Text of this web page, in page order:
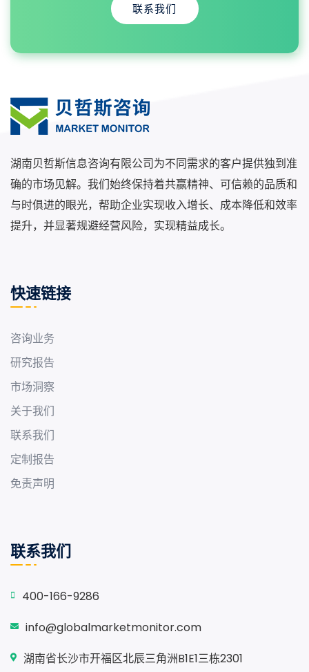
联系我们
湖南贝哲斯信息咨询有限公司为不同需求的客户提供独到准
确的市场见解。我们始终保持着共赢精神、可信赖的品质和
与时俱进的眼光，帮助企业实现收入增长、成本降低和效率
提升，并显著规避经营风险，实现精益成长。
快速链接
咨询业务
研究报告
市场洞察
关于我们
联系我们
定制报告
免责声明
联系我们
400-166-9286
info@globalmarketmonitor.com
湖南省长沙市开福区北辰三角洲B1E1三栋2301